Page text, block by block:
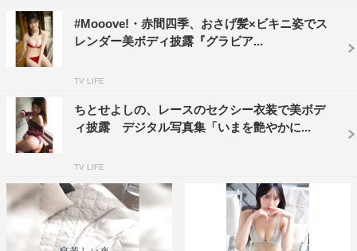
#Mooove!・赤間四季、おさげ髪×ビキニ姿でス
レンダー美ボディ披露『グラビア...
TV LIFE
ちとせよしの、レースのセクシー衣装で美ボデ
ィ披露 デジタル写真集「いまを艶やかに...
TV LIFE